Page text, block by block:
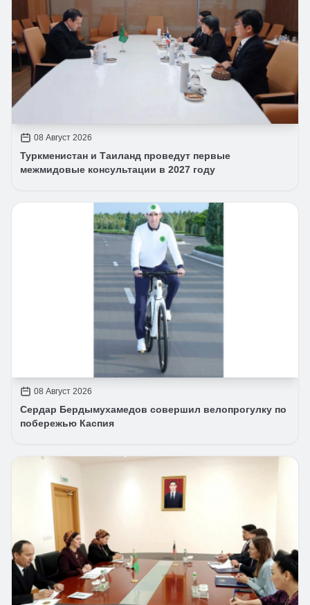
08 Август 2026
Туркменистан и Таиланд проведут первые
межмидовые консультации в 2027 году
08 Август 2026
Сердар Бердымухамедов совершил велопрогулку по
побережью Каспия